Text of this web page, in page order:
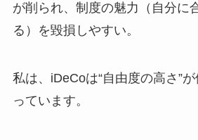
が削られ、制度の魅力（自分に
る）を毀損しやすい。
私は、iDeCoは“自由度の高さ”
っています。